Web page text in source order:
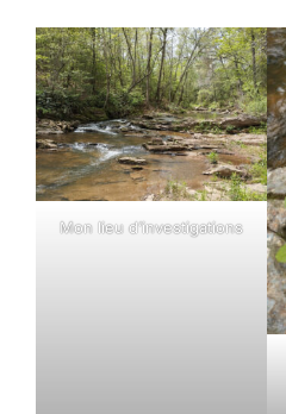
Mon lieu d’investigations